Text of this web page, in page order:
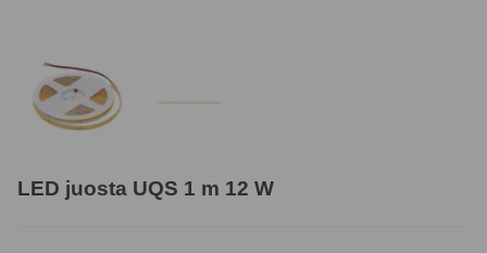
LED juosta UQS 1 m 12 W